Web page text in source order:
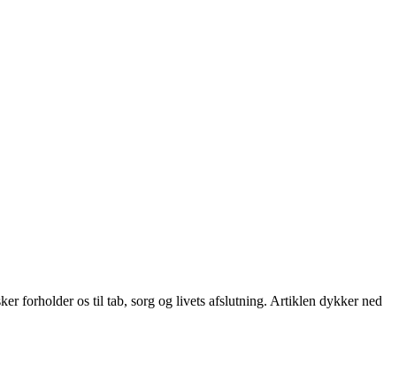
forholder os til tab, sorg og livets afslutning. Artiklen dykker ned